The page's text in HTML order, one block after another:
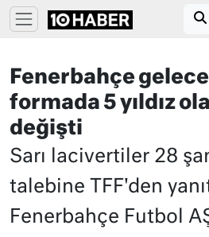
Fenerbahçe
formada 5 yıldız
değişti
Sarı lacivertiler 28
talebine TFF'den
Fenerbahçe Futbol